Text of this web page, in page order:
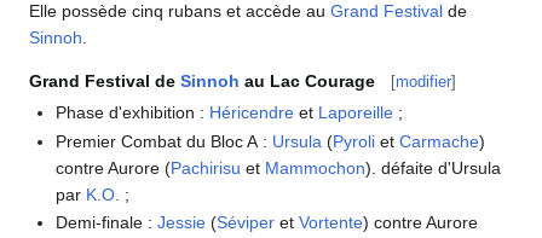
Elle possède cinq rubans et accède au Grand Festival de
Sinnoh
Grand Festival de Sinnoh au Lac Courage [modifier]
Phase d'exhibition : Héricendre et Laporeille ;
Premier Combat du Bloc A : Ursula (Pyroli etCarmache)
contre Aurore (Pachirisu et Mammochon). défaite d'Ursula
par K.O. ;
Demi-finale :Jessie (Séviper etVortente) contre Aurore